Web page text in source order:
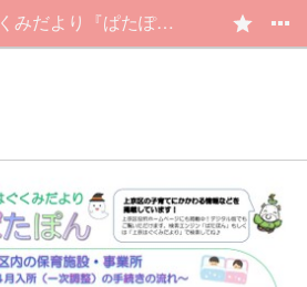
上京はぐくみだより『ぱたぽん』